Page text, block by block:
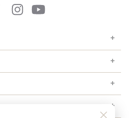
+
+
+
+